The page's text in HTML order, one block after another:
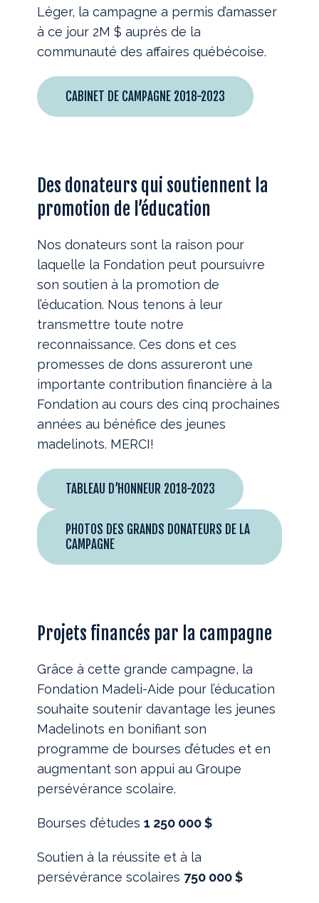
Léger, la campagne a permis d’amasser
à ce jour 2M $ auprès de la
communauté des affaires québécoise.
CABINET DE CAMPAGNE 2018-2023
Des donateurs qui soutiennent la
promotion de l’éducation
Nos donateurs sont la raison pour
laquelle la Fondation peut poursuivre
son soutien à la promotion de
l’éducation. Nous tenons à leur
transmettre toute notre
reconnaissance. Ces dons et ces
promesses de dons assureront une
importante contribution financière à la
Fondation au cours des cinq prochaines
années au bénéfice des jeunes
madelinots. MERCI!
TABLEAU D’HONNEUR 2018-2023
PHOTOS DES GRANDS DONATEURS DE LA
CAMPAGNE
Projets financés par la campagne
Grâce à cette grande campagne, la
Fondation Madeli-Aide pour l’éducation
souhaite soutenir davantage les jeunes
Madelinots en bonifiant son
programme de bourses d’études et en
augmentant son appui au Groupe
persévérance scolaire.
Bourses d’études1 250 000 $
Soutien à la réussite et à la
persévérance scolaires 750 000 $